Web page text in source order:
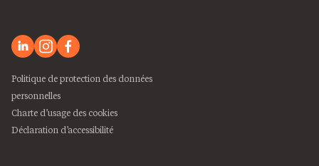
Politique de protection des données
personnelles
Charte d’usage des cookies
Déclaration d’accessibilité